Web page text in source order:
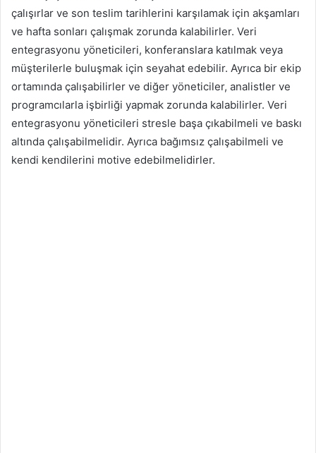
çalışırlar ve son teslim tarihlerini karşılamak için akşamları
ve hafta sonları çalışmak zorunda kalabilirler. Veri
entegrasyonu yöneticileri, konferanslara katılmak veya
müşterilerle buluşmak için seyahat edebilir. Ayrıca bir ekip
ortamında çalışabilirler ve diğer yöneticiler, analistler ve
programcılarla işbirliği yapmak zorunda kalabilirler. Veri
entegrasyonu yöneticileri stresle başa çıkabilmeli ve baskı
altında çalışabilmelidir. Ayrıca bağımsız çalışabilmeli ve
kendi kendilerini motive edebilmelidirler.